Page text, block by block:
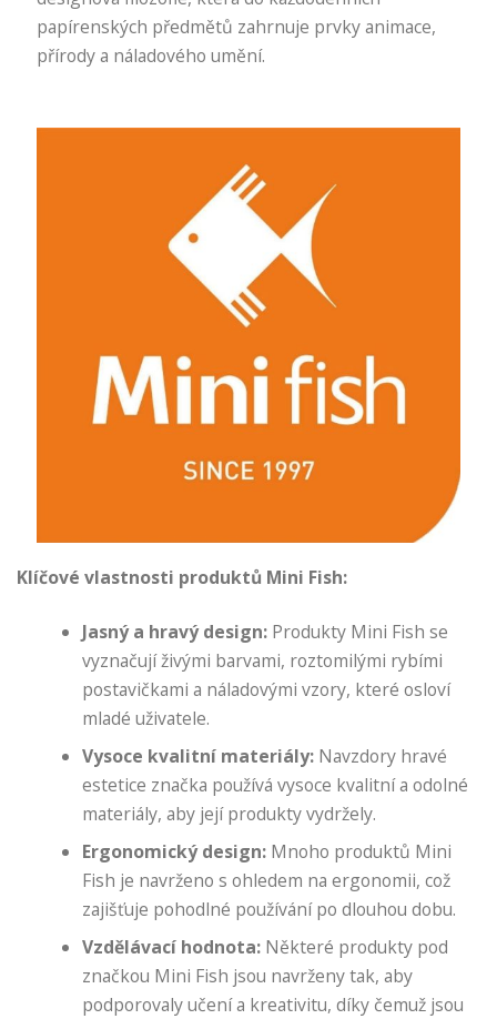
papírenských předmětů zahrnuje prvky animace,
přírody a náladového umění.
Klíčové vlastnosti produktů Mini Fish:
Jasný a hravý design: Produkty Mini Fish se
vyznačují živými barvami, roztomilými rybími
postavičkami a náladovými vzory, které osloví
mladé uživatele.
Vysoce kvalitní materiály: Navzdory hravé
estetice značka používá vysoce kvalitní a odolné
materiály, aby její produkty vydržely.
Ergonomický design: Mnoho produktů Mini
Fish je navrženo s ohledem na ergonomii, což
zajišťuje pohodlné používání po dlouhou dobu.
Vzdělávací hodnota: Některé produkty pod
značkou Mini Fish jsou navrženy tak, aby
podporovaly učení a kreativitu, díky čemuž jsou